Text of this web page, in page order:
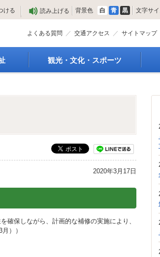
ける 読み上げる 背景色 白 青 黒 文字サ
よくある質問 交通アクセス サイトマップ
観光・文化・スポーツ
スポーツ
2020年3月17日
確保しながら、計画的な補修の実施により、
））